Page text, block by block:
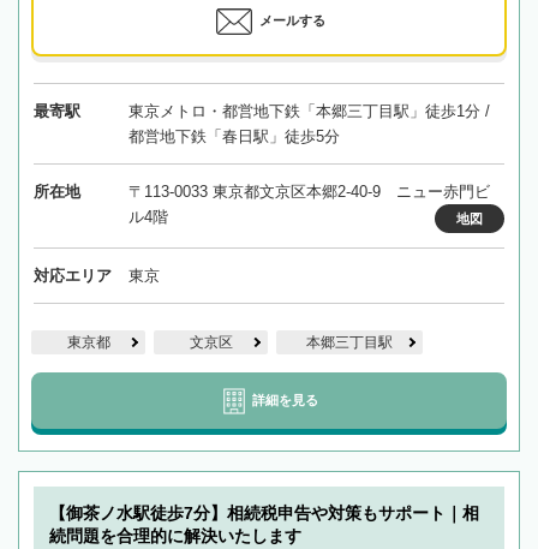
メールする
最寄駅
東京メトロ・都営地下鉄「本郷三丁目駅」徒歩1分 /
都営地下鉄「春日駅」徒歩5分
所在地
〒113-0033 東京都文京区本郷2-40-9 ニュー赤門ビ
ル4階
地図
対応エリア 東京
東京都 文京区 本郷三丁目駅
詳細を見る
【御茶ノ水駅徒歩7分】相続税申告や対策もサポート｜相
続問題を合理的に解決いたします